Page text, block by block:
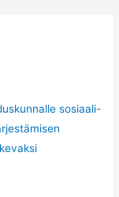
sosiaali-